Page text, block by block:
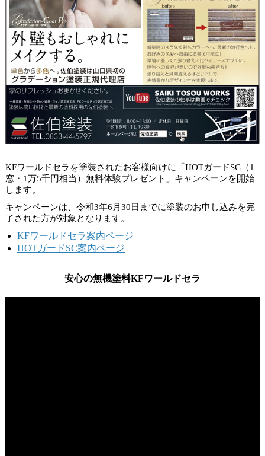
KFワールドセラを塗装されたお客様向けに「HOTガードSC（1
窓・1万5千円相当）無料体験プレゼント」キャンペーンを開始
します。
キャンペーンは、 令和3年6月30日 までに塗装のお申し込みを完
了された方が対象となります。
KFワールドセラ案内ページ
HOTガードSC案内ページ
安心の無機塗料KFワールドセラ